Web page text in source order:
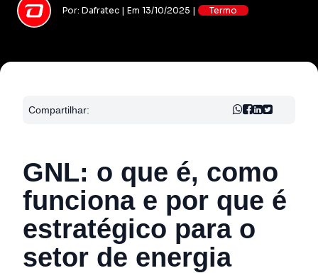
Por: Dafratec | Em 13/10/2025 | Termo
Compartilhar:
GNL: o que é, como
funciona e por que é
estratégico para o
setor de energia